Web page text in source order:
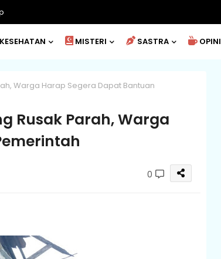
KESEHATAN MISTERI SASTRA OPINI
Warga Harap Segera Dapat Bantuan
Rusak Parah, Warga
0